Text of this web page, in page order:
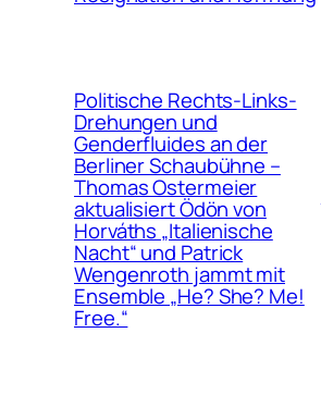
Politische Rechts-Links-
Drehungen und
Genderfluides an der
Berliner Schaubühne –
Thomas Ostermeier
aktualisiert Ödön von
Horváths „Italienische
Nacht“ und Patrick
Wengenroth jammt mit
Ensemble „He? She? Me!
Free.“